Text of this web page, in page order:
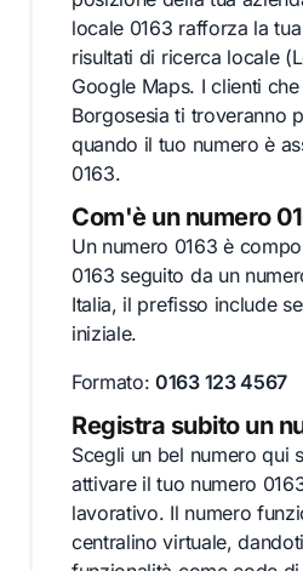
locale 0163 rafforza la
risultati di ricerca locale
Google Maps. I clienti
Borgosesia ti troveranno
quando il tuo numero è
0163.
Com'è un numero
Un numero 0163 è
0163 seguito da un
Italia, il prefisso include
iniziale.
Formato:0163 123 4567
Registra subito un
Scegli un bel numero qui
attivare il tuo numero
lavorativo. Il numero
centralino virtuale,